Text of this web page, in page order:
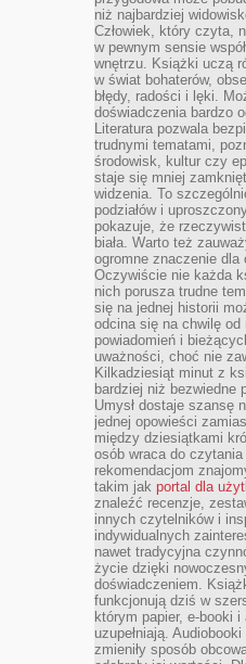
niż najbardziej
Człowiek, który czyta,
w pewnym sensie
wnętrzu. Książki uczą
w świat bohaterów,
błędy, radości i lęki.
doświadczenia bardzo
Literatura pozwala
trudnymi tematami,
środowisk, kultur czy
staje się mniej
widzenia. To
podziałów i
pokazuje, że
biała. Warto też
ogromne znaczenie
Oczywiście nie każda
nich porusza trudne
się na jednej historii
odcina się na chwilę od
powiadomień i
uważności, choć nie
Kilkadziesiąt minut z
bardziej niż bezwiedne
Umysł dostaje szansę
jednej opowieści
między dziesiątkami
osób wraca do
rekomendacjom
takim jak portal dla
znaleźć recenzje,
innych czytelników i
indywidualnych
nawet tradycyjna
życie dzięki
doświadczeniem.
funkcjonują dziś w
którym papier, e-booki
uzupełniają.
zmieniły sposób